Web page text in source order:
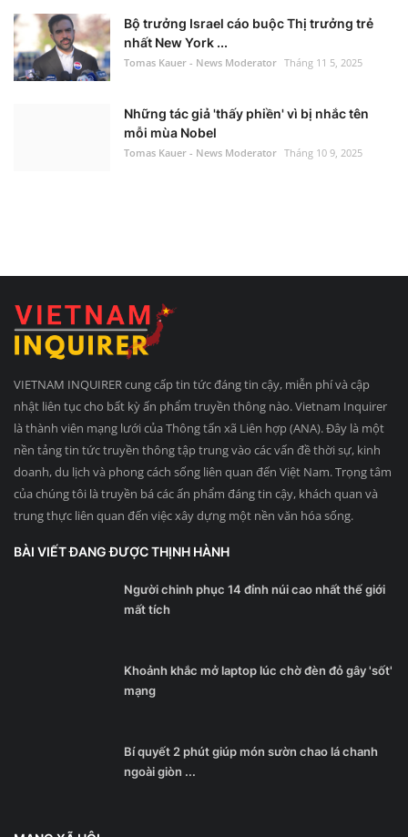
Bộ trưởng Israel cáo buộc Thị trưởng trẻ
nhất New York ...
Tomas Kauer - News Moderator Tháng 11 5, 2025
Những tác giả 'thấy phiền' vì bị nhắc tên
mỗi mùa Nobel
Tomas Kauer - News Moderator Tháng 10 9, 2025
VIETNAM INQUIRER cung cấp tin tức đáng tin cậy, miễn phí và cập
nhật liên tục cho bất kỳ ấn phẩm truyền thông nào. Vietnam Inquirer
là thành viên mạng lưới của Thông tấn xã Liên hợp (ANA). Đây là một
nền tảng tin tức truyền thông tập trung vào các vấn đề thời sự, kinh
doanh, du lịch và phong cách sống liên quan đến Việt Nam. Trọng tâm
của chúng tôi là truyền bá các ấn phẩm đáng tin cậy, khách quan và
trung thực liên quan đến việc xây dựng một nền văn hóa sống.
BÀI VIẾT ĐANG ĐƯỢC THỊNH HÀNH
Người chinh phục 14 đỉnh núi cao nhất thế giới
mất tích
Khoảnh khắc mở laptop lúc chờ đèn đỏ gây 'sốt'
mạng
Bí quyết 2 phút giúp món sườn chao lá chanh
ngoài giòn ...